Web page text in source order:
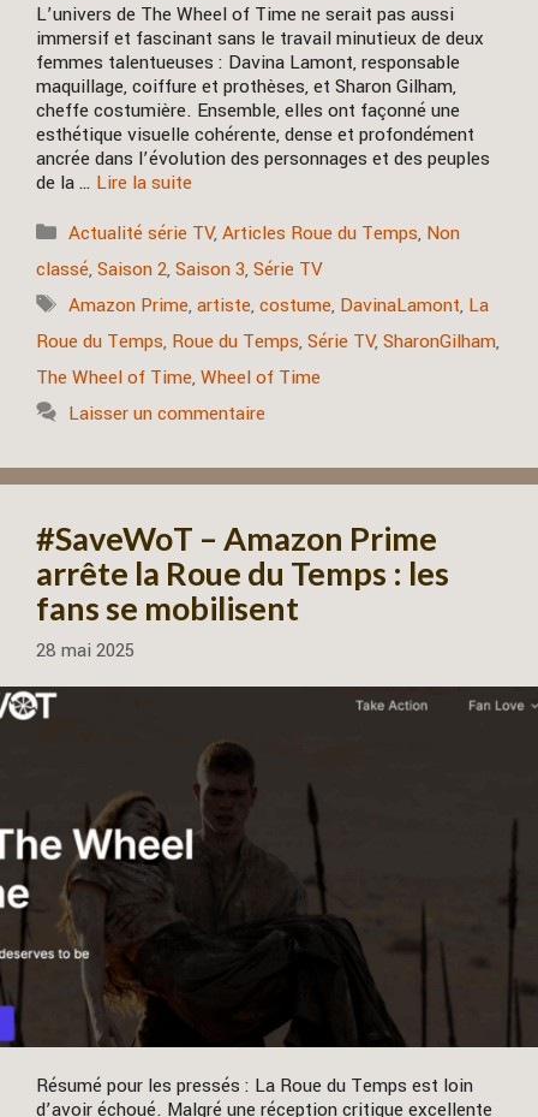
L’univers de The Wheel of Time ne serait pas aussi
immersif et fascinant sans le travail minutieux de deux
femmes talentueuses : Davina Lamont, responsable
maquillage, coiffure et prothèses, et Sharon Gilham,
cheffe costumière. Ensemble, elles ont façonné une
esthétique visuelle cohérente, dense et profondément
ancrée dans l’évolution des personnages et des peuples
de la … Lire la suite
Catégories
Actualité série TV,Articles Roue du Temps, Non
classé, Saison 2, Saison 3, Série TV
Étiquettes
Amazon Prime,artiste,costume, DavinaLamont, La
Roue du Temps, Roue du Temps, Série TV, SharonGilham,
The Wheel of Time, Wheel of Time
Laisser un commentaire
#SaveWoT – Amazon Prime
arrête la Roue du Temps : les
fans se mobilisent
28 mai 2025
Résumé pour les pressés : La Roue du Temps est loin
d’avoir échoué. Malgré une réception critique excellente